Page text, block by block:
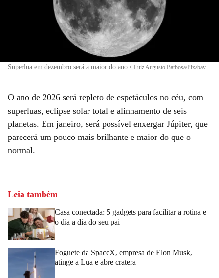
Superlua em dezembro será a maior do ano • Luiz Augusto Barbosa/Pixabay
O ano de 2026 será repleto de espetáculos no céu, com
superluas, eclipse solar total e alinhamento de seis
planetas. Em janeiro, será possível enxergar Júpiter, que
parecerá um pouco mais brilhante e maior do que o
normal.
Leia também
Casa conectada: 5 gadgets para facilitar a rotina e
o dia a dia do seu pai
Foguete da SpaceX, empresa de Elon Musk,
atinge a Lua e abre cratera